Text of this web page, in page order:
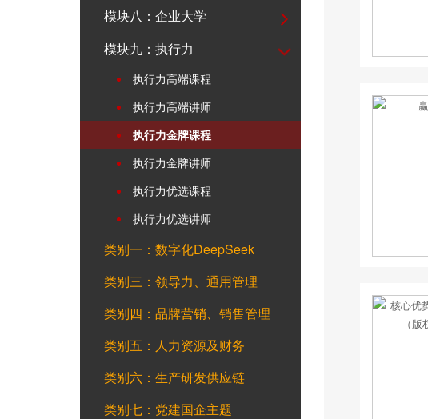
模块八：企业大学
模块九：执行力
执行力高端课程
执行力高端讲师
执行力金牌课程
执行力金牌讲师
执行力优选课程
执行力优选讲师
类别一：数字化DeepSeek
类别三：领导力、通用管理
类别四：品牌营销、销售管理
类别五：人力资源及财务
类别六：生产研发供应链
类别七：党建国企主题